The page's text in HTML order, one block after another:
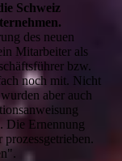
Schweiz
des neuen
Mitarbeiter als
bzw.
noch mit. Nicht
aber auch
Die Ernennung